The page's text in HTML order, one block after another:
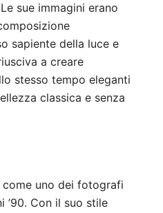
sue immagini erano
sapiente della luce e
a creare
stesso tempo eleganti
classica e senza
come uno dei fotografi
’90. Con il suo stile